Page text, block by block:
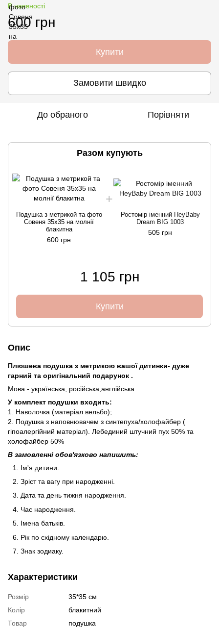
В наявності
600 грн
Купити
Замовити швидко
До обраного Порівняти
Разом купують
Подушка з метрикой та фото
Совеня 35х35 на молнії
блакитна
600 грн
Ростомір іменний HeyBaby
Dream BIG 1003
505 грн
1 105 грн
Купити
Опис
Плюшева подушка з метрикою вашої дитинки- дуже
гарний та оригінальний подарунок .
Мова - українська, російська,англійська
У комплект подушки входить:
1. Наволочка (матеріал вельбо);
2. Подушка з наповнювачем з синтепуха/холофайбер (
гіпоалергійний матеріал). Лебединий штучний пух 50% та
холофайбер 50%
В замовленні обов'язково напишить:
Ім'я дитини.
Зріст та вагу при народженні.
Дата та день тижня народження.
Час народження.
Імена батьків.
Рік по східному календарю.
Знак зодиаку.
Характеристики
Розмір
35*35 см
Колір
блакитний
Товар
подушка